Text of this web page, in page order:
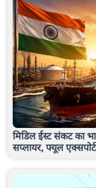
मिडिल ईस्ट संकट का
सप्लायर, फ्यूल एक्सपोर्ट